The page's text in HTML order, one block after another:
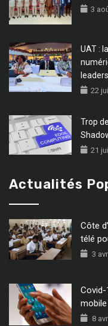
3
UAT :
22
Trop
21
Actualités
Côte
télé
3
Covid-
8